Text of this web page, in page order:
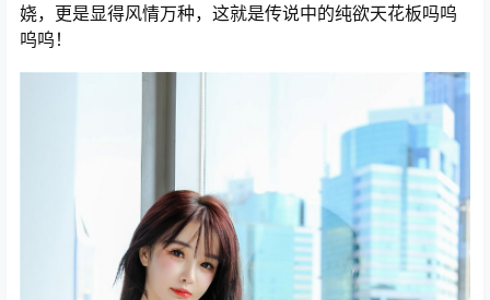
娆，更是显得风情万种，这就是传说中的纯欲天花板吗呜
呜呜！